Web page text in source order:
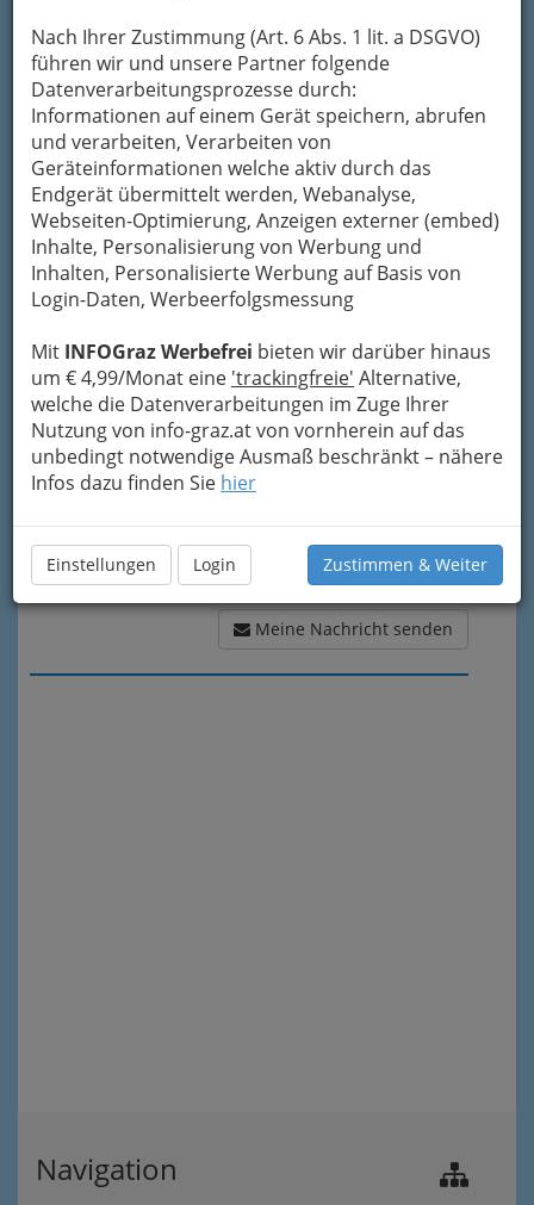
Nach Ihrer Zustimmung (Art. 6 Abs. 1 lit. a DSGVO)
führen wir und unsere Partner folgende
Datenverarbeitungsprozesse durch:
Informationen auf einem Gerät speichern, abrufen
und verarbeiten, Verarbeiten von
Geräteinformationen welche aktiv durch das
Endgerät übermittelt werden, Webanalyse,
Webseiten-Optimierung, Anzeigen externer (embed)
Inhalte, Personalisierung von Werbung und
Inhalten, Personalisierte Werbung auf Basis von
Login-Daten, Werbeerfolgsmessung
Mit INFOGraz Werbefrei bieten wir darüber hinaus
um € 4,99/Monat eine 'trackingfreie' Alternative,
welche die Datenverarbeitungen im Zuge Ihrer
Nutzung von info-graz.at von vornherein auf das
unbedingt notwendige Ausmaß beschränkt – nähere
Infos dazu finden Sie hier
Einstellungen Login Zustimmen & Weiter
Energetik Institut Walter weitergeleitet.
Mein Name
Meine Email Adresse
Mein Betreff
Meine Nachricht
Meine Nachricht senden
Navigation